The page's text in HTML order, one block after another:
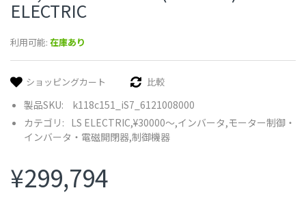
ELECTRIC
利用可能: 在庫あり
ショッピングカート 比較
製品SKU:
k118c151_iS7_6121008000
カテゴリ: LS ELECTRIC,¥30000〜,インバータ,モーター制御・
インバータ・電磁開閉器,制御機器
¥299,794